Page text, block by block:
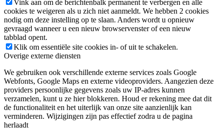
Vink aan om de berichtenbalk permanent te verbergen en alle
cookies te weigeren als u zich niet aanmeldt. We hebben 2 cookies
nodig om deze instelling op te slaan. Anders wordt u opnieuw
gevraagd wanneer u een nieuw browservenster of een nieuw
tabblad opent.
Klik om essentiële site cookies in- of uit te schakelen.
Overige externe diensten
We gebruiken ook verschillende externe services zoals Google
Webfonts, Google Maps en externe videoproviders. Aangezien deze
providers persoonlijke gegevens zoals uw IP-adres kunnen
verzamelen, kunt u ze hier blokkeren. Houd er rekening mee dat dit
de functionaliteit en het uiterlijk van onze site aanzienlijk kan
verminderen. Wijzigingen zijn pas effectief zodra u de pagina
herlaadt